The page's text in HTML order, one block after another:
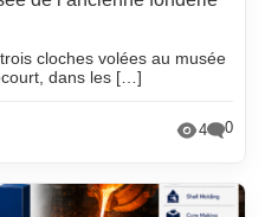
cloches volées au musée
dans les […]
4 0